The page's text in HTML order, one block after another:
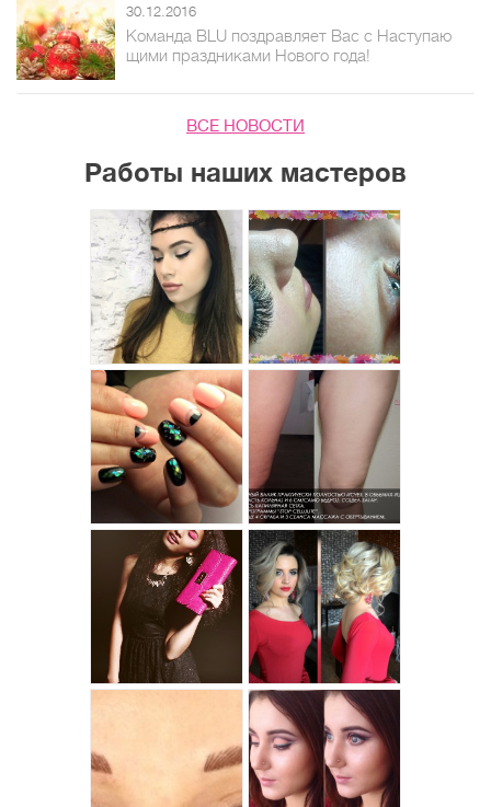
30.12.2016
Команда BLU поздравляет Вас с Наступаю
щими праздниками Нового года!
ВСЕ НОВОСТИ
Работы наших мастеров